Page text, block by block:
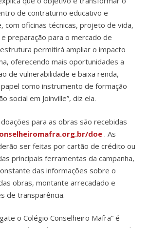
de contraturno educativo e
com oficinas técnicas, projeto de vida,
preparação para o mercado de
permitirá ampliar o impacto
oferecendo mais oportunidades a
de vulnerabilidade e baixa renda,
como instrumento de formação
social em Joinville”, diz ela.
doações para as obras são recebidas
doe . As
ser feitas por cartão de crédito ou
principais ferramentas da campanha,
das informações sobre o
obras, montante arrecadado e
de transparência.
o Colégio Conselheiro Mafra” é